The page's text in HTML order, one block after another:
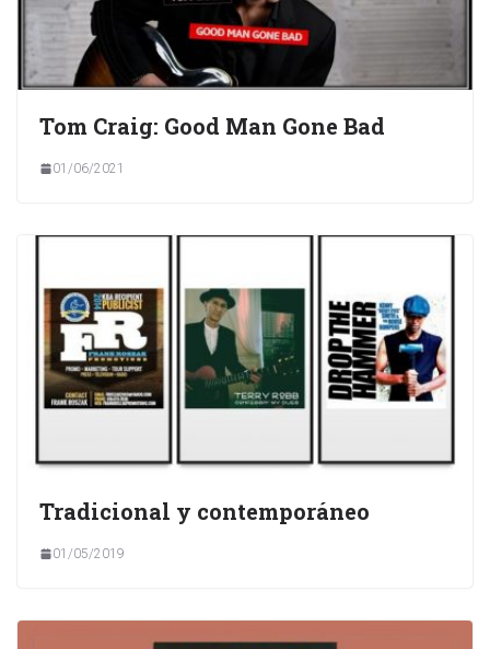
Tom Craig: Good Man Gone Bad
01/06/2021
Tradicional y contemporáneo
01/05/2019